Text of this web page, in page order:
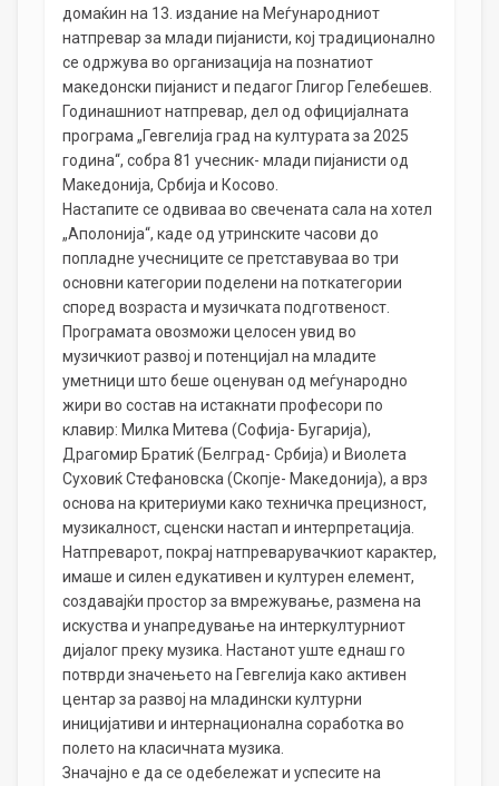
домаќин на 13. издание на Меѓународниот
натпревар за млади пијанисти, кој традиционално
се одржува во организација на познатиот
македонски пијанист и педагог Глигор Гелебешев.
Годинашниот натпревар, дел од официјалната
програма „Гевгелија град на културата за 2025
година“, собра 81 учесник- млади пијанисти од
Македонија, Србија и Косово.
Настапите се одвиваа во свечената сала на хотел
„Аполонија“, каде од утринските часови до
попладне учесниците се претставуваа во три
основни категории поделени на поткатегории
според возраста и музичката подготвеност.
Програмата овозможи целосен увид во
музичкиот развој и потенцијал на младите
уметници што беше оценуван од меѓународно
жири во состав на истакнати професори по
клавир: Милка Митева (Софија- Бугарија),
Драгомир Братиќ (Белград- Србија) и Виолета
Суховиќ Стефановска (Скопје- Македонија), а врз
основа на критериуми како техничка прецизност,
музикалност, сценски настап и интерпретација.
Натпреварот, покрај натпреварувачкиот карактер,
имаше и силен едукативен и културен елемент,
создавајќи простор за вмрежување, размена на
искуства и унапредување на интеркултурниот
дијалог преку музика. Настанот уште еднаш го
потврди значењето на Гевгелија како активен
центар за развој на младински културни
иницијативи и интернационална соработка во
полето на класичната музика.
Значајно е да се одебележат и успесите на